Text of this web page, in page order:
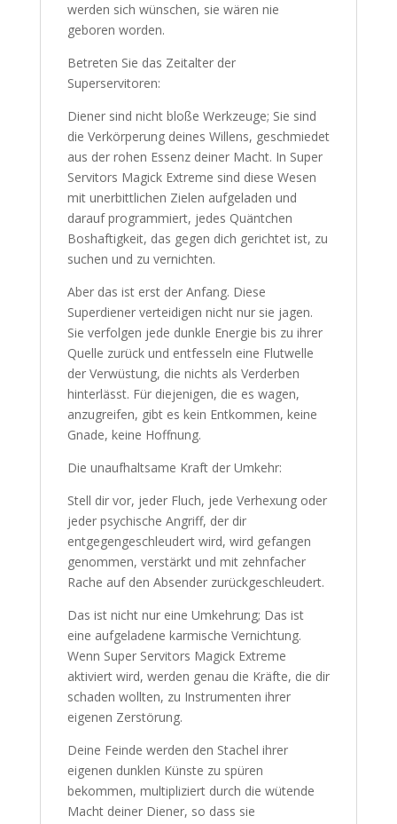
werden sich wünschen, sie wären nie
geboren worden.
Betreten Sie das Zeitalter der
Superservitoren:
Diener sind nicht bloße Werkzeuge; Sie sind
die Verkörperung deines Willens, geschmiedet
aus der rohen Essenz deiner Macht. In Super
Servitors Magick Extreme sind diese Wesen
mit unerbittlichen Zielen aufgeladen und
darauf programmiert, jedes Quäntchen
Boshaftigkeit, das gegen dich gerichtet ist, zu
suchen und zu vernichten.
Aber das ist erst der Anfang. Diese
Superdiener verteidigen nicht nur sie jagen.
Sie verfolgen jede dunkle Energie bis zu ihrer
Quelle zurück und entfesseln eine Flutwelle
der Verwüstung, die nichts als Verderben
hinterlässt. Für diejenigen, die es wagen,
anzugreifen, gibt es kein Entkommen, keine
Gnade, keine Hoffnung.
Die unaufhaltsame Kraft der Umkehr:
Stell dir vor, jeder Fluch, jede Verhexung oder
jeder psychische Angriff, der dir
entgegengeschleudert wird, wird gefangen
genommen, verstärkt und mit zehnfacher
Rache auf den Absender zurückgeschleudert.
Das ist nicht nur eine Umkehrung; Das ist
eine aufgeladene karmische Vernichtung.
Wenn Super Servitors Magick Extreme
aktiviert wird, werden genau die Kräfte, die dir
schaden wollten, zu Instrumenten ihrer
eigenen Zerstörung.
Deine Feinde werden den Stachel ihrer
eigenen dunklen Künste zu spüren
bekommen, multipliziert durch die wütende
Macht deiner Diener, so dass sie